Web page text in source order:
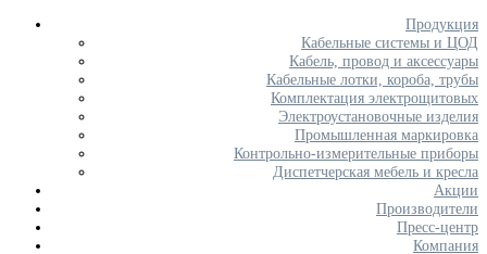
Продукция
Кабельные системы и ЦОД
Кабель, провод и аксессуары
Кабельные лотки, короба, трубы
Комплектация электрощитовых
Электроустановочные изделия
Промышленная маркировка
Контрольно-измерительные приборы
Диспетчерская мебель и кресла
Акции
Производители
Пресс-центр
Компания